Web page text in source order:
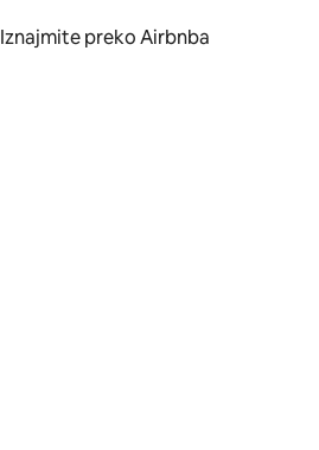
Iznajmite preko Airbnba